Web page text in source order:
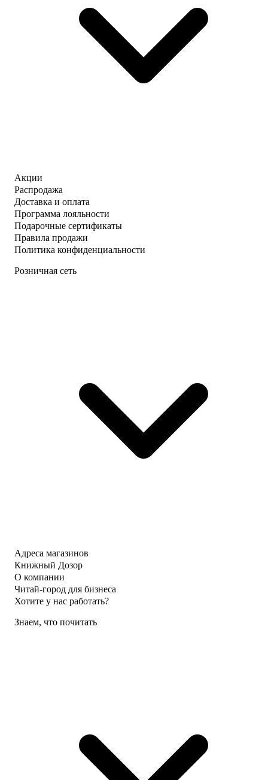
Акции
Распродажа
Доставка и оплата
Программа лояльности
Подарочные сертификаты
Правила продажи
Политика конфиденциальности
Розничная сеть
Адреса магазинов
Книжный Дозор
О компании
Читай-город для бизнеса
Хотите у нас работать?
Знаем, что почитать